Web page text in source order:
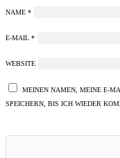
NAME *
E-MAIL *
WEBSITE
MEINEN NAMEN, MEINE E-
SPEICHERN, BIS ICH WIEDER